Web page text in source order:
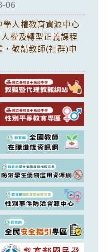
06
學人權教育資源中心
權及轉型正義課程
，敬請教師(社群)申